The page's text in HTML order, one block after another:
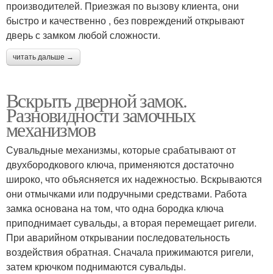
производителей. Приезжая по вызову клиента, они
быстро и качественно , без повреждений открывают
дверь с замком любой сложности.
читать дальше →
Вскрыть дверной замок.
Разновидности замочных
механизмов
Сувальдные механизмы, которые срабатывают от
двухбородкового ключа, применяются достаточно
широко, что объясняется их надежностью. Вскрываются
они отмычками или подручными средствами. Работа
замка основана на том, что одна бородка ключа
приподнимает сувальды, а вторая перемещает ригели.
При аварийном открывании последовательность
воздействия обратная. Сначала прижимаются ригели,
затем крючком поднимаются сувальды.